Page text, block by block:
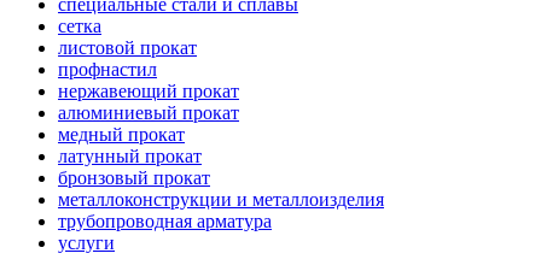
сетка
листовой прокат
профнастил
нержавеющий прокат
алюминиевый прокат
медный прокат
латунный прокат
бронзовый прокат
металлоконструкции и металлоизделия
трубопроводная арматура
услуги